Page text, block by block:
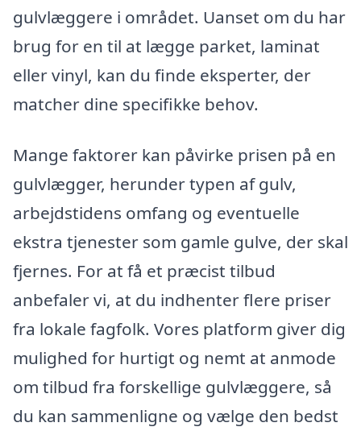
gulvlæggere i området. Uanset om du har
brug for en til at lægge parket, laminat
eller vinyl, kan du finde eksperter, der
matcher dine specifikke behov.
Mange faktorer kan påvirke prisen på en
gulvlægger, herunder typen af gulv,
arbejdstidens omfang og eventuelle
ekstra tjenester som gamle gulve, der skal
fjernes. For at få et præcist tilbud
anbefaler vi, at du indhenter flere priser
fra lokale fagfolk. Vores platform giver dig
mulighed for hurtigt og nemt at anmode
om tilbud fra forskellige gulvlæggere, så
du kan sammenligne og vælge den bedst